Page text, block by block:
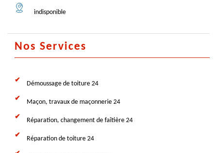
indisponible
Nos Services
Démoussage de toiture 24
Maçon, travaux de maçonnerie 24
Réparation, changement de faîtière 24
Réparation de toiture 24